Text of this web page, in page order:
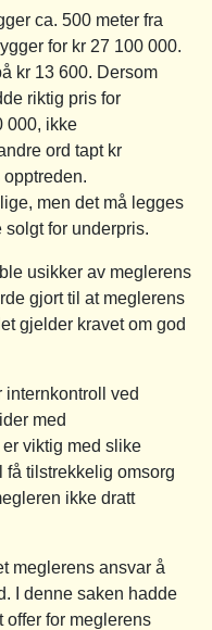
ca. 500 meter fra
for kr 27 100 000.
kr 13 600. Dersom
riktig pris for
000, ikke
ord tapt kr
men det må legges
for underpris.
usikker av meglerens
gjort til at meglerens
gjelder kravet om god
internkontroll ved
med
viktig med slike
få tilstrekkelig omsorg
ikke dratt
meglerens ansvar å
I denne saken hadde
offer for meglerens